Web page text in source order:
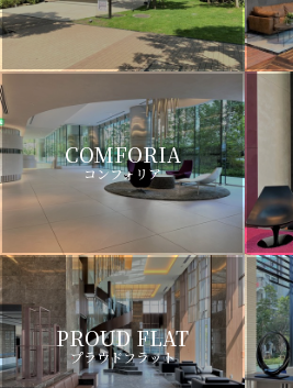
COMFORIA
コンフォリア
PROUD FLAT
プラウドフラット